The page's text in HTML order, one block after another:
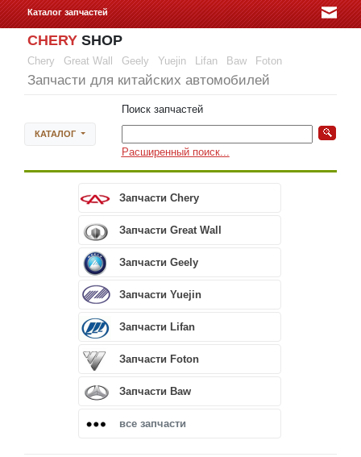
Каталог запчастей
CHERY SHOP
Chery Great Wall Geely Yuejin Lifan Baw Foton
Запчасти для китайских автомобилей
КАТАЛОГ
Поиск запчастей
Расширенный поиск...
Запчасти Chery
Запчасти Great Wall
Запчасти Geely
Запчасти Yuejin
Запчасти Lifan
Запчасти Foton
Запчасти Baw
все запчасти